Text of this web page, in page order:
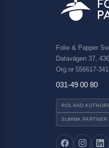
Folie & Papper
Datavägen 37,
Org.nr 556617-
031-49 00 80
ROLAND
SUMMA PARTNER